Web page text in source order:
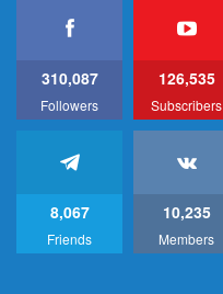
310,087
Followers
126,535
Subscribers
8,067
Friends
10,235
Members